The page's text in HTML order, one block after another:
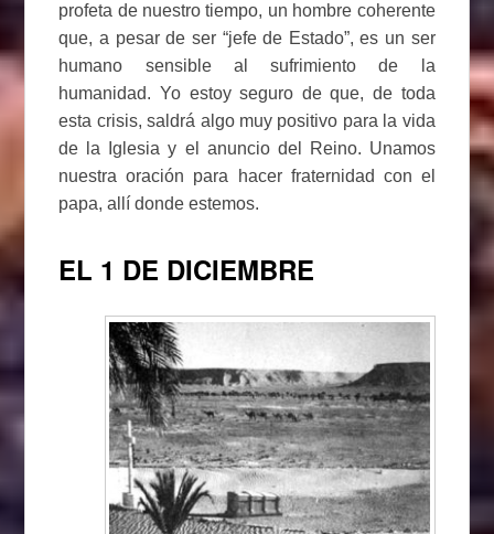
profeta de nuestro tiempo, un hombre coherente
que, a pesar de ser “jefe de Estado”, es un ser
humano sensible al sufrimiento de la
humanidad. Yo estoy seguro de que, de toda
esta crisis, saldrá algo muy positivo para la vida
de la Iglesia y el anuncio del Reino. Unamos
nuestra oración para hacer fraternidad con el
papa, allí donde estemos.
EL 1 DE DICIEMBRE